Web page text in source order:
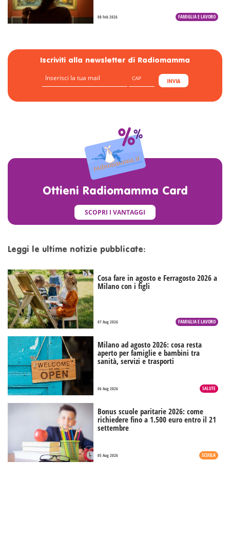
08 Feb 2026 FAMIGLIA E LAVORO
Iscriviti alla newsletter di Radiomamma
INVIA
Ottieni Radiomamma Card
SCOPRI I VANTAGGI
Leggi le ultime notizie pubblicate:
Cosa fare in agosto e Ferragosto 2026 a
Milano con i figli
07 Aug 2026 FAMIGLIA E LAVORO
Milano ad agosto 2026: cosa resta
aperto per famiglie e bambini tra
sanità, servizi e trasporti
06 Aug 2026 SALUTE
Bonus scuole paritarie 2026: come
richiedere fino a 1.500 euro entro il 21
settembre
05 Aug 2026 SCUOLA